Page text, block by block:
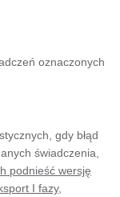
oznaczonych
gdy błąd
świadczenia,
podnieść wersję
I fazy,